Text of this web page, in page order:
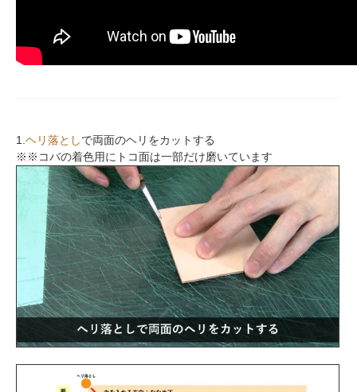
1. ヘリ落としで両面のヘリをカットする
※※コバの着色用にトコ面は一部だけ磨いています